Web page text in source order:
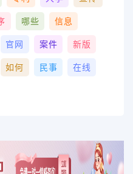
哪些 信息
官网 案件 新版
如何 民事 在线